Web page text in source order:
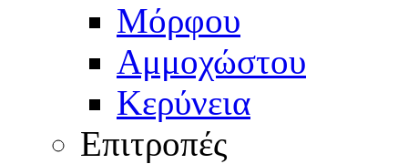
Μόρφου
Αμμοχώστου
Κερύνεια
Επιτροπές